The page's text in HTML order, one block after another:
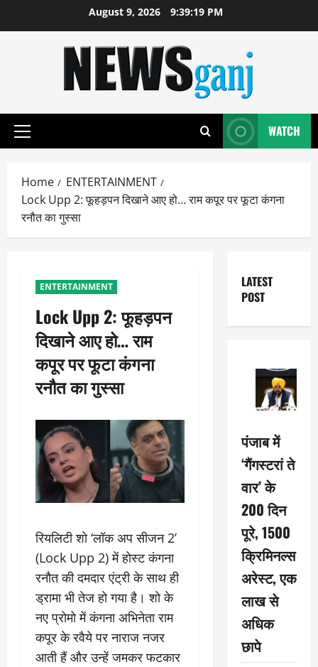
August 9, 2026 9:39:20 PM
Primary
WATCH
Home
ENTERTAINMENT
Lock Upp 2: फूहड़पन दिखाने आए हो… राम कपूर पर फूटा कंगना
रनौत का गुस्सा
ENTERTAINMENT
Lock Upp 2: फूहड़पन
दिखाने आए हो… राम
कपूर पर फूटा कंगना
रनौत का गुस्सा
रियलिटी शो ‘लॉक अप सीजन 2’
(Lock Upp 2) में होस्ट कंगना
रनौत की दमदार एंट्री के साथ ही
ड्रामा भी तेज हो गया है। शो के
नए प्रोमो में कंगना अभिनेता राम
कपूर के रवैये पर नाराज नजर
आती हैं और उन्हें जमकर फटकार
LATEST
POST
पंजाब में
‘गैंगस्टरां ते
वार’ के
200 दिन
पूरे, 1500
क्रिमिनल्स
अरेस्ट, एक
लाख से
अधिक
छापे